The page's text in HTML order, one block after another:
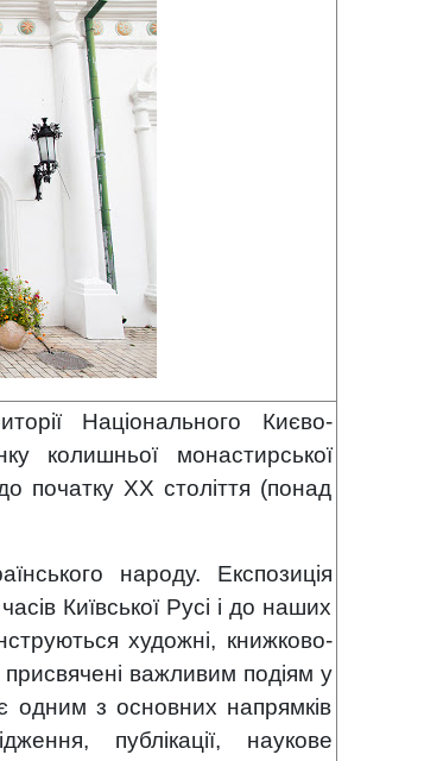
Національного Києво-
колишньої монастирської
початку XX століття (понад
народу. Експозиція
Київської Русі і до наших
художні, книжково-
важливим подіям у
одним з основних напрямків
публікації, наукове